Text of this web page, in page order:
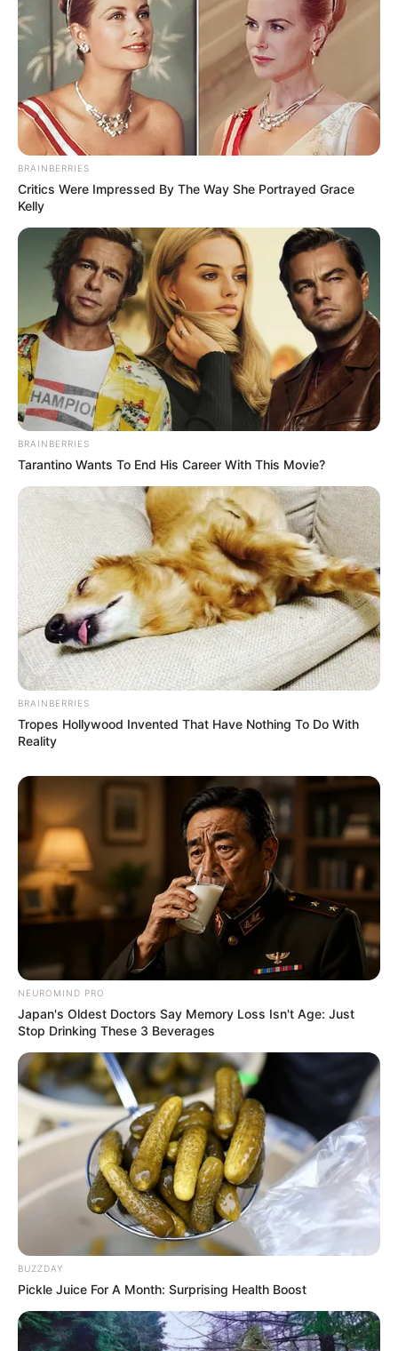
(foto: reddit/deepomnishlash)
10. Bagaiaman menurut kalian tentang tanaman
sukulen ini?
(foto: instagram/succulentjoy)
Baca juga:Membunuh Jutaan Orang, Ini 10 Wabah Virus
Mematikan yang Pernah Ada di Dunia
Setelah melihat desain sukulen versi ubur-ubur di atas, apakah
kamu sudah mendapat inspirasi tanaman apa yang akan menghiasi
tamanmu selanjutnya?
TAGS SUKULEN UBUR-UBUR
BRAINBERRIES
Critics Were Impressed By The Way She Portrayed Grace
Kelly
BRAINBERRIES
Tarantino Wants To End His Career With This Movie?
BRAINBERRIES
Tropes Hollywood Invented That Have Nothing To Do With
Reality
NEUROMIND PRO
Japan's Oldest Doctors Say Memory Loss Isn't Age: Just
Stop Drinking These 3 Beverages
BUZZDAY
Pickle Juice For A Month: Surprising Health Boost